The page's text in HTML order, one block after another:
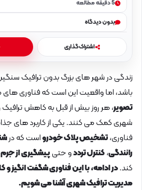
5 دقیقه مطالعه
بدون دیدگاه
اشتراک‌گذاری
زندگی در شهر های بزرگ بدون ترافیک
باشد، اما واقعیت این است که فناوری
تصویر، هر روز بیش از قبل به کاهش
شهری کمک می کنند. یکی از کاربرد های
فناوری،تشخیص پلاک خودرواست که در
رانندگی،کنترل ترددو حتیپیشگیری از جرم
کند.در ادامه، با این فناوری شگفت انگیز و
مدیریت ترافیک شهری آشنا می شویم.